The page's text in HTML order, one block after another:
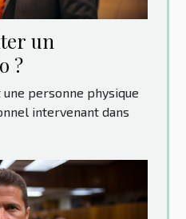
un
?
personne physique
intervenant dans